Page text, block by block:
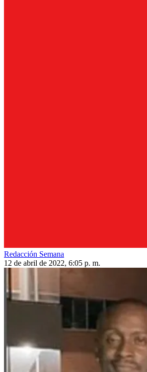
Redacción Semana
12 de abril de 2022, 6:05 p. m.